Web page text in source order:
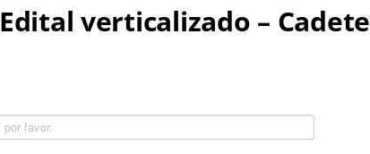
Edital verticalizado – Cadete